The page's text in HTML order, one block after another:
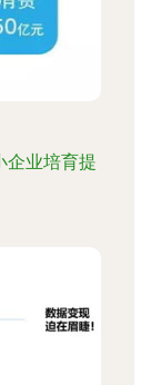
企业培育提